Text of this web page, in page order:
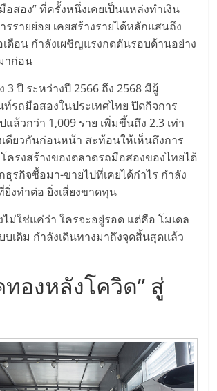
อสอง” ที่ครั้งหนึ่งเคยเป็นแหล่งทำเงิน
รายย่อย เคยสร้างรายได้หลักแสนถึง
ดือน กำลังเผชิญแรงกดดันรอบด้านอย่าง
าก่อน
3 ปี ระหว่างปี 2566 ถึง 2568 มีผู้
ท์รถมือสองในประเทศไทย ปิดกิจการ
ล้วกว่า 1,009 ราย เพิ่มขึ้นถึง 2.3 เท่า
เดียวกันก่อนหน้า สะท้อนให้เห็นถึงการ
โครงสร้างของตลาดรถมือสองของไทยได้
ธุรกิจซื้อมา-ขายไปที่เคยได้กำไร กำลัง
ยิ่งทำต่อ ยิ่งเสี่ยงขาดทุน
ม่ใช่แค่ว่า ใครจะอยู่รอด แต่คือ โมเดล
บเดิม กำลังเดินทางมาถึงจุดสิ้นสุดแล้ว
ทองหลังโควิด” สู่